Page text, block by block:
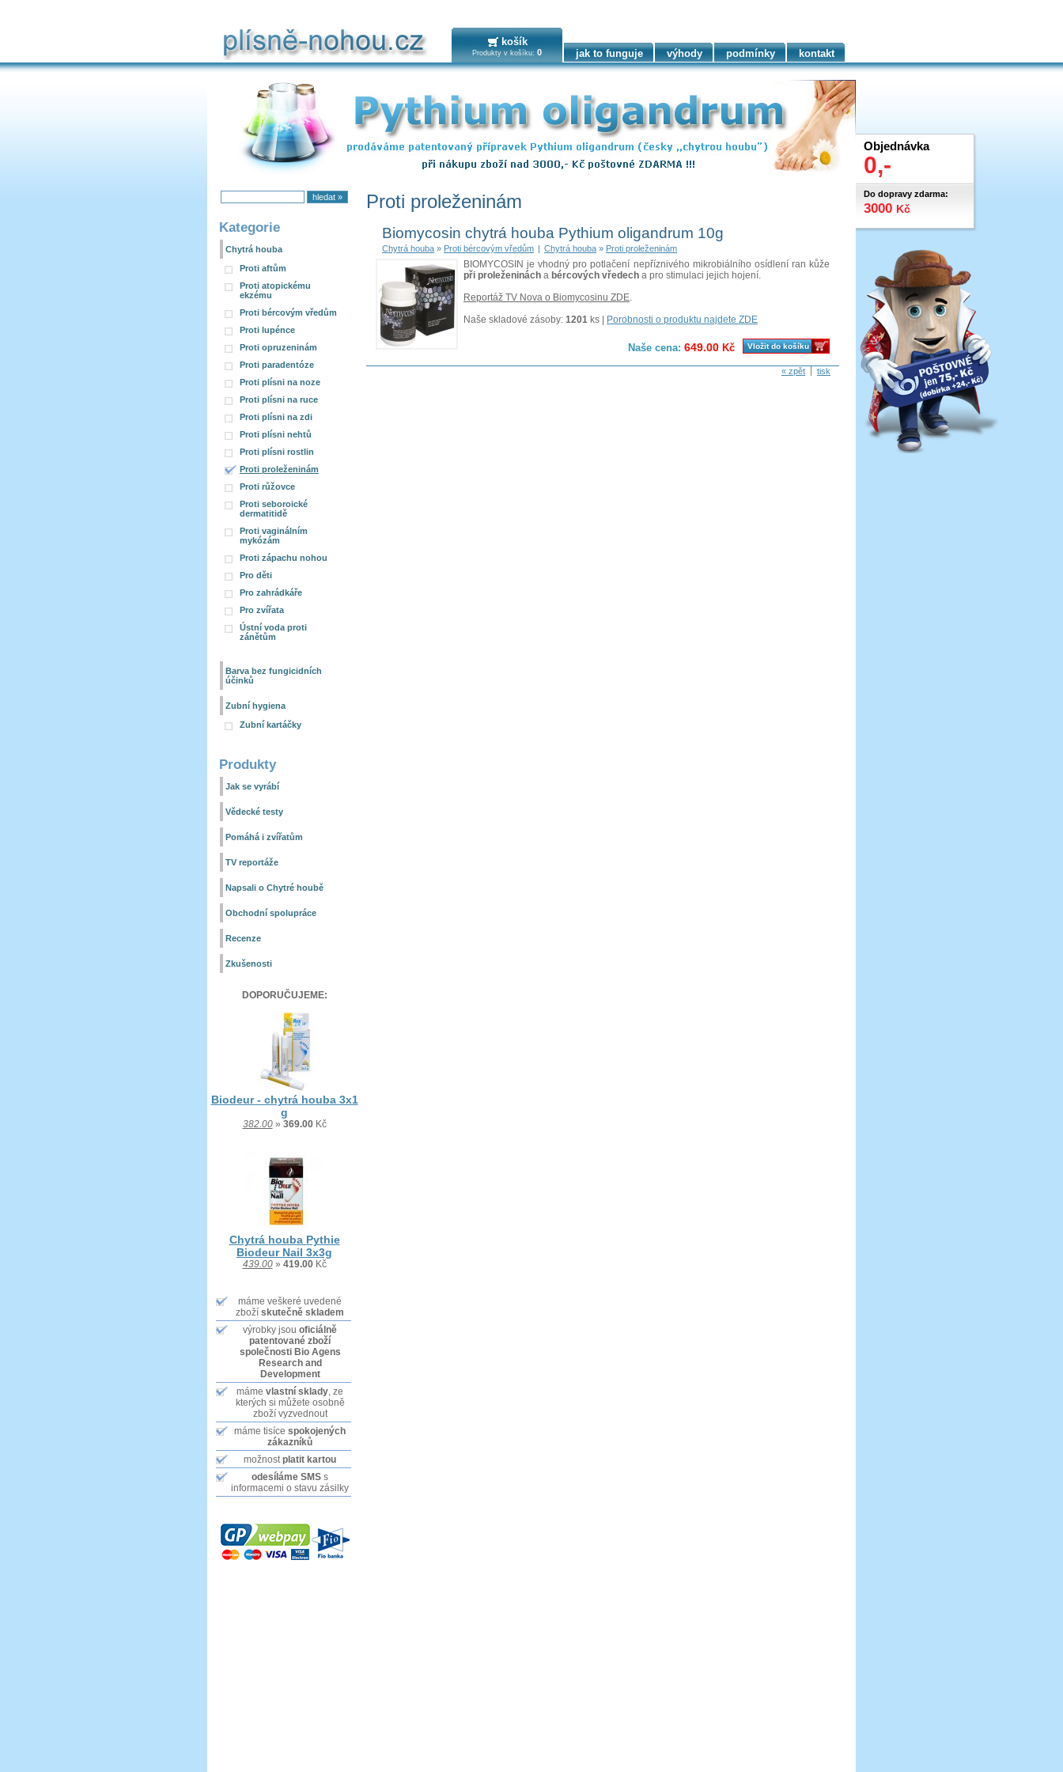
košík
Produkty v košíku: 0 jak to funguje výhody podmínky kontakt
Kategorie
Chytrá houba
Proti aftům
Proti atopickému
ekzému
Proti bércovým vředům
Proti lupénce
Proti opruzeninám
Proti paradentóze
Proti plísni na noze
Proti plísni na ruce
Proti plísni na zdi
Proti plísni nehtů
Proti plísni rostlin
Proti proleženinám
Proti růžovce
Proti seboroické
dermatitidě
Proti vaginálním
mykózám
Proti zápachu nohou
Pro děti
Pro zahrádkáře
Pro zvířata
Ústní voda proti
zánětům
Barva bez fungicidních
účinků
Zubní hygiena
Zubní kartáčky
Produkty
Jak se vyrábí
Vědecké testy
Pomáhá i zvířatům
TV reportáže
Napsali o Chytré houbě
Obchodní spolupráce
Recenze
Zkušenosti
DOPORUČUJEME:
Biodeur - chytrá houba 3x1
g
382.00» 369.00Kč
Chytrá houba Pythie
Biodeur Nail 3x3g
439.00» 419.00Kč
máme veškeré uvedené
zboží skutečně skladem
výrobky jsou oficiálně
patentované zboží
společnosti Bio Agens
Research and
Development
máme vlastní sklady, ze
kterých si můžete osobně
zboží vyzvednout
máme tisíce spokojených
zákazníků
možnostplatit kartou
odesíláme SMS s
informacemi o stavu zásilky
Proti proleženinám
Biomycosin chytrá houba Pythium oligandrum 10g
Chytrá houba » Proti bércovým vředům | Chytrá houba » Proti proleženinám
BIOMYCOSIN je vhodný pro potlačení nepříznivého mikrobiálního osídlení ran kůže
při proleženinách a bércových vředech a pro stimulaci jejich hojení.
Reportáž TV Nova o Biomycosinu ZDE.
Naše skladové zásoby:1201 ks | Porobnosti o produktu najdete ZDE
Vložit do košíku
Naše cena: 649.00 Kč
tisk
« zpět
Objednávka
0,-
Do dopravy zdarma:
3000 Kč